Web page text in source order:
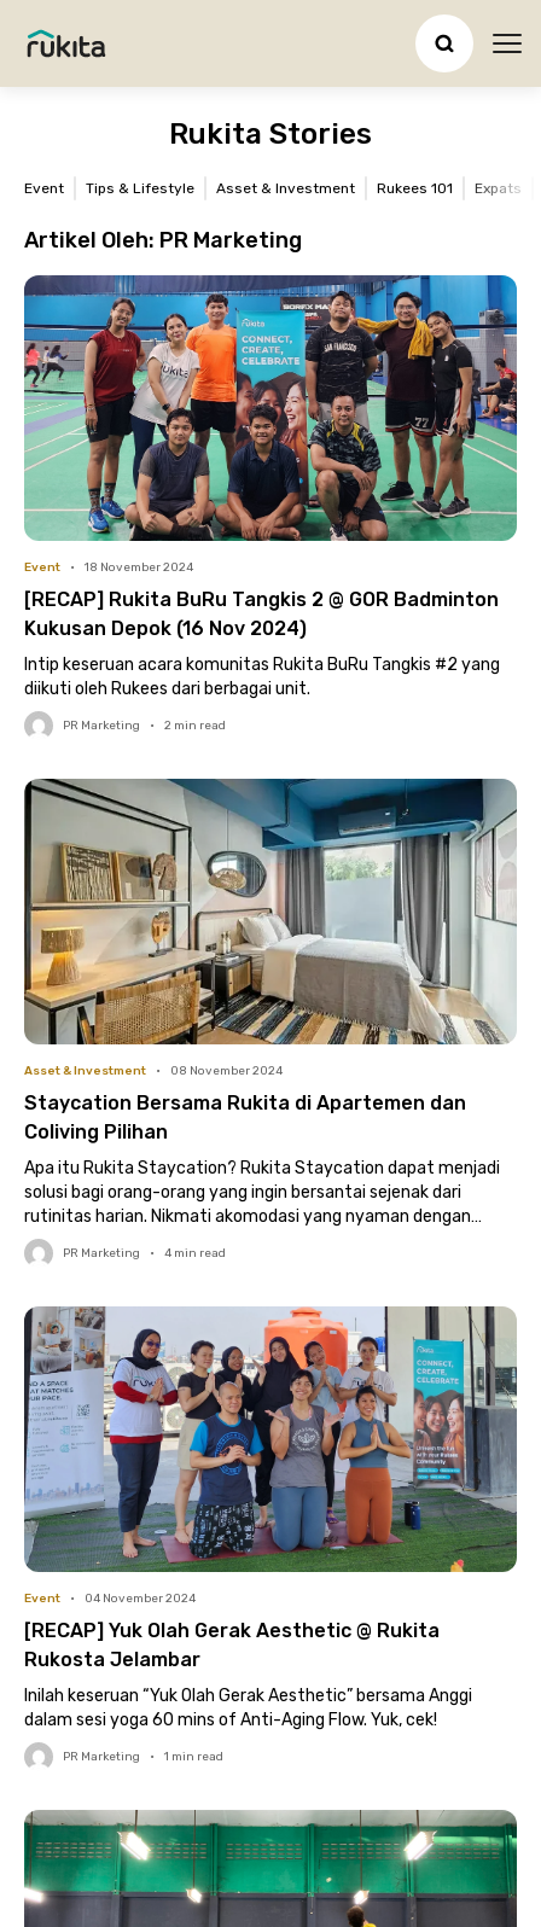
Rukita Stories
Event Tips & Lifestyle Asset & Investment Rukees 101 Expats
Artikel Oleh: PR Marketing
Event • 18 November 2024
[RECAP] Rukita BuRu Tangkis 2 @ GOR Badminton
Kukusan Depok (16 Nov 2024)
Intip keseruan acara komunitas Rukita BuRu Tangkis #2 yang
diikuti oleh Rukees dari berbagai unit.
PR Marketing • 2 min read
Asset & Investment • 08 November 2024
Staycation Bersama Rukita di Apartemen dan
Coliving Pilihan
Apa itu Rukita Staycation? Rukita Staycation dapat menjadi
solusi bagi orang-orang yang ingin bersantai sejenak dari
rutinitas harian. Nikmati akomodasi yang nyaman dengan
fasilitas lengkap..
PR Marketing • 4 min read
Event • 04 November 2024
[RECAP] Yuk Olah Gerak Aesthetic @ Rukita
Rukosta Jelambar
Inilah keseruan “Yuk Olah Gerak Aesthetic” bersama Anggi
dalam sesi yoga 60 mins of Anti-Aging Flow. Yuk, cek!
PR Marketing • 1 min read